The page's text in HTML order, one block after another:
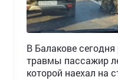
В Балакове
травмы пассажир
которой наехал на